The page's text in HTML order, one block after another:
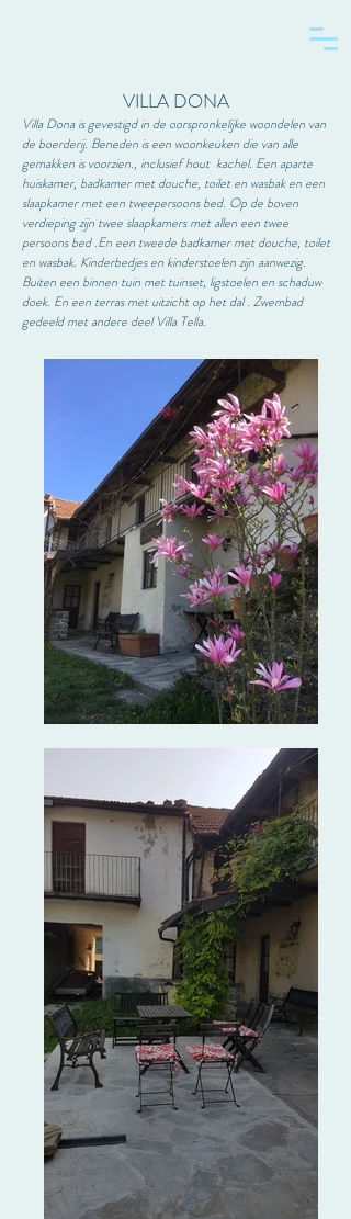
VILLA DONA
Villa Dona is gevestigd in de oorspronkelijke woondelen van
de boerderij. Beneden is een woonkeuken die van alle
gemakken is voorzien., inclusief hout kachel. Een aparte
huiskamer, badkamer met douche, toilet en wasbak en een
slaapkamer met een tweepersoons bed. Op de boven
verdieping zijn twee slaapkamers met allen een twee
persoons bed .En een tweede badkamer met douche, toilet
en wasbak. Kinderbedjes en kinderstoelen zijn aanwezig.
Buiten een binnen tuin met tuinset, ligstoelen en schaduw
doek. En een terras met uitzicht op het dal . Zwembad
gedeeld met andere deel Villa Tella.